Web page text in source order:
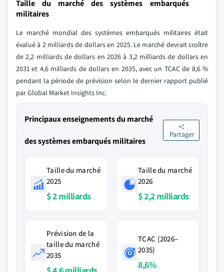
Taille du marché des systèmes embarqués
militaires
Le marché mondial des systèmes embarqués militaires était
évalué à 2 milliards de dollars en 2025. Le marché devrait croître
de 2,2 milliards de dollars en 2026 à 3,2 milliards de dollars en
2031 et 4,6 milliards de dollars en 2035, avec un TCAC de 8,6 %
pendant la période de prévision selon le dernier rapport publié
par Global Market Insights Inc.
Principaux enseignements du marché
des systèmes embarqués militaires
Partager
Taille du marché
2025
$ 2 milliards
Taille du marché
2026
$ 2,2 milliards
Prévision de la
taille du marché
2035
TCAC (2026–
2035)
8,6%